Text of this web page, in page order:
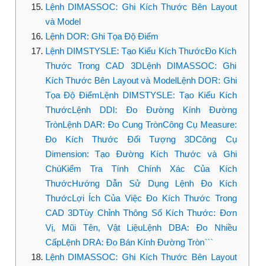
Lệnh DIMASSOC: Ghi Kích Thước Bên Layout
và Model
Lệnh DOR: Ghi Tọa Độ Điểm
Lệnh DIMSTYSLE: Tạo Kiểu Kích ThướcĐo Kích
Thước Trong CAD 3DLệnh DIMASSOC: Ghi
Kích Thước Bên Layout và ModelLệnh DOR: Ghi
Tọa Độ ĐiểmLệnh DIMSTYSLE: Tạo Kiểu Kích
ThướcLệnh DDI: Đo Đường Kính Đường
TrònLệnh DAR: Đo Cung TrònCông Cụ Measure:
Đo Kích Thước Đối Tượng 3DCông Cụ
Dimension: Tạo Đường Kích Thước và Ghi
ChúKiểm Tra Tính Chính Xác Của Kích
ThướcHướng Dẫn Sử Dụng Lệnh Đo Kích
ThướcLợi Ích Của Việc Đo Kích Thước Trong
CAD 3DTùy Chỉnh Thông Số Kích Thước: Đơn
Vị, Mũi Tên, Vật LiệuLệnh DBA: Đo Nhiều
CấpLệnh DRA: Đo Bán Kính Đường Tròn```
Lệnh DIMASSOC: Ghi Kích Thước Bên Layout